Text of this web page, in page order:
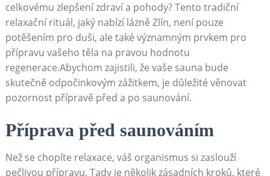
celkovému zlepšení zdraví a pohody? Tento tradiční
relaxační rituál, jaký nabízí lázně Zlín, není pouze
potěšením pro duši, ale také významným prvkem pro
přípravu vašeho těla na pravou hodnotu
regenerace.Abychom zajistili, že vaše sauna bude
skutečně odpočinkovým zážitkem, je důležité věnovat
pozornost přípravě před a po saunování.
Příprava před saunováním
Než se chopíte relaxace, váš organismus si zaslouží
pečlivou přípravu. Tady je několik zásadních kroků, které